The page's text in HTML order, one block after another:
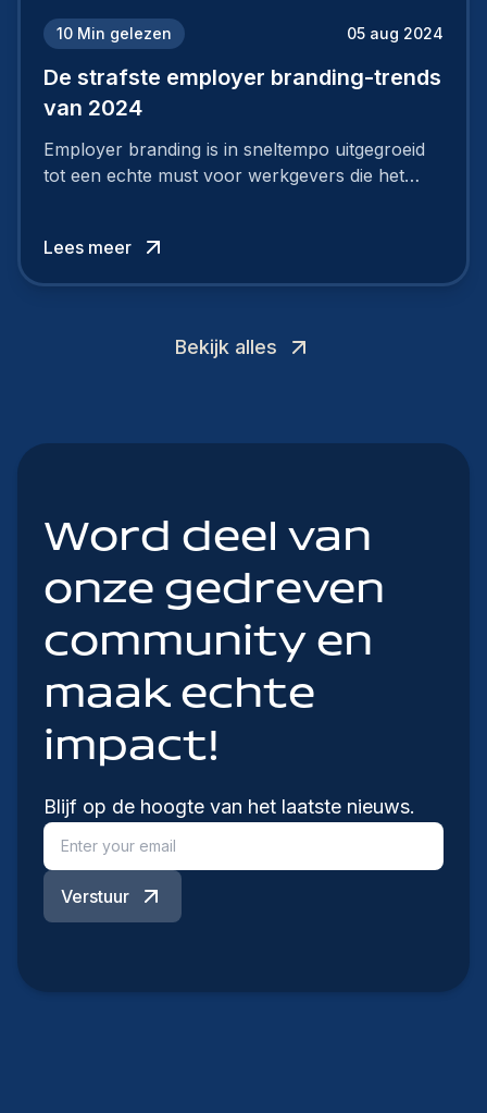
10 Min gelezen 05 aug 2024
De strafste employer branding-trends
van 2024
Employer branding is in sneltempo uitgegroeid
tot een echte must voor werkgevers die het
Lees meer
Bekijk alles
Word deel van
onze gedreven
community en
maak echte
impact!
Blijf op de hoogte van het laatste nieuws.
Verstuur